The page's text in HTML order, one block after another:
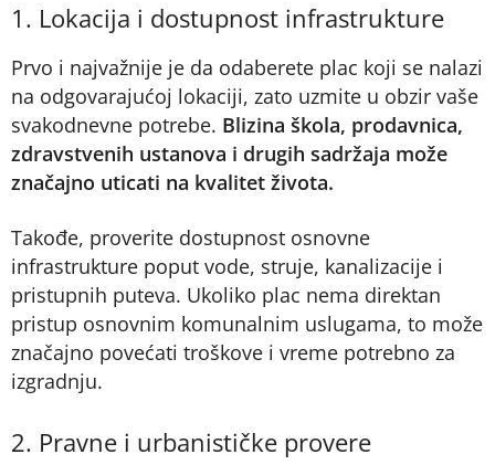
1. Lokacija i dostupnost infrastrukture
Prvo i najvažnije je da odaberete plac koji se nalazi
na odgovarajućoj lokaciji, zato uzmite u obzir vaše
svakodnevne potrebe. Blizina škola, prodavnica,
zdravstvenih ustanova i drugih sadržaja može
značajno uticati na kvalitet života.
Takođe, proverite dostupnost osnovne
infrastrukture poput vode, struje, kanalizacije i
pristupnih puteva. Ukoliko plac nema direktan
pristup osnovnim komunalnim uslugama, to može
značajno povećati troškove i vreme potrebno za
izgradnju.
2. Pravne i urbanističke provere